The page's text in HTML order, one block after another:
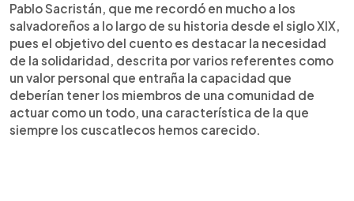
Pablo Sacristán, que me recordó en mucho a los
salvadoreños a lo largo de su historia desde el siglo XIX,
pues el objetivo del cuento es destacar la necesidad
de la solidaridad, descrita por varios referentes como
un valor personal que entraña la capacidad que
deberían tener los miembros de una comunidad de
actuar como un todo, una característica de la que
siempre los cuscatlecos hemos carecido.